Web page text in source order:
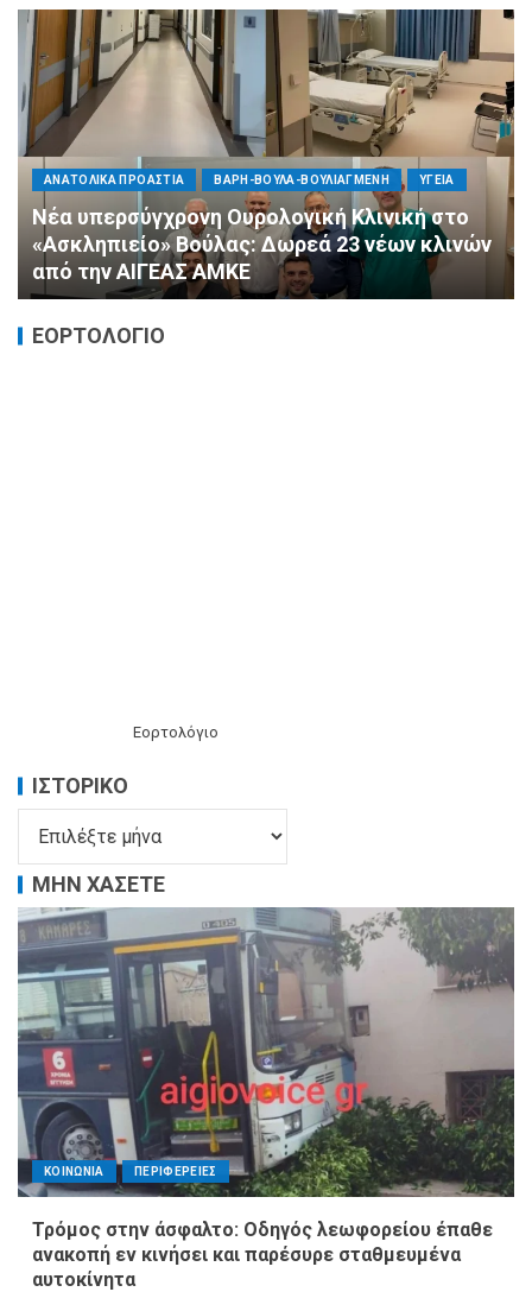
ΑΝΑΤΟΛΙΚΑ ΠΡΟΑΣΤΙΑ ΒΑΡΗ-ΒΟΥΛΑ-ΒΟΥΛΙΑΓΜΕΝΗ ΥΓΕΙΑ
Νέα υπερσύγχρονη Ουρολογική Κλινική στο
«Ασκληπιείο» Βούλας: Δωρεά 23 νέων κλινών
από την ΑΙΓΕΑΣ ΑΜΚΕ
ΕΟΡΤΟΛΟΓΙΟ
Εορτολόγιο
ΙΣΤΟΡΙΚΌ
ΜΗΝ ΧΑΣΕΤΕ
ΚΟΙΝΩΝΙΑ ΠΕΡΙΦΕΡΕΙΕΣ
Τρόμος στην άσφαλτο: Οδηγός λεωφορείου έπαθε
ανακοπή εν κινήσει και παρέσυρε σταθμευμένα
αυτοκίνητα